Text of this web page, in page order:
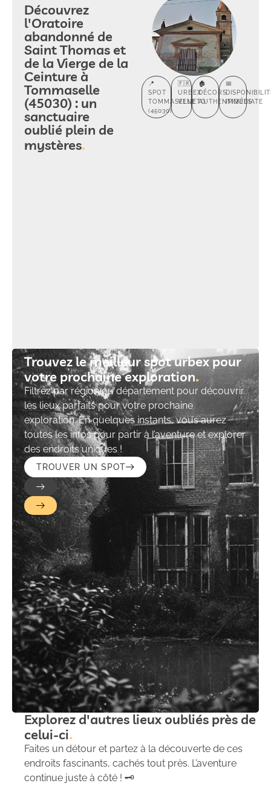
Découvrez
l'Oratoire
abandonné de
Saint Thomas et
de la Vierge de la
Ceinture à
Tommaselle
(45030) : un
sanctuaire
oublié plein de
mystères
📍
SPOT
TOMMASELLE
(45030)
🇫🇷
URBEX
VENETO
🏚️
DÉCORS
AUTHENTIQUES
📅
IMMÉDIATE
Trouvez le meilleur spot urbex pour
votre prochaine exploration​
Filtrez par région ou département pour découvrir
les lieux parfaits pour votre prochaine
exploration. En quelques instants, vous aurez
toutes les infos pour partir à l’aventure et explorer
des endroits uniques !
TROUVER UN SPOT
Explorez d'autres lieux oubliés près de
celui-ci
Faites un détour et partez à la découverte de ces
endroits fascinants, cachés tout près. L’aventure
continue juste à côté ! 🗝️